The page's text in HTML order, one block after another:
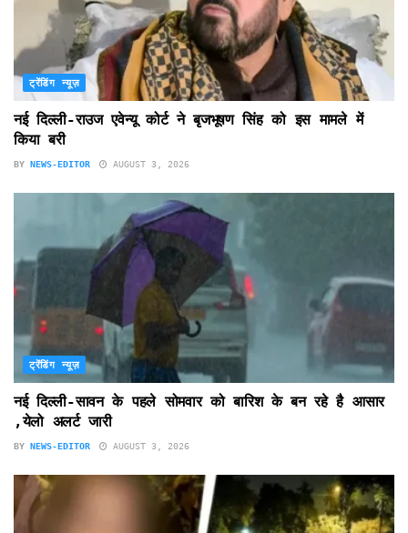
ट्रेंडिंग न्यूज़
नई दिल्ली-राउज एवेन्यू कोर्ट ने बृजभूषण सिंह को इस मामले में
किया बरी
BY NEWS-EDITOR AUGUST 3, 2026
ट्रेंडिंग न्यूज़
नई दिल्ली-सावन के पहले सोमवार को बारिश के बन रहे है आसार
,येलो अलर्ट जारी
BY NEWS-EDITOR AUGUST 3, 2026